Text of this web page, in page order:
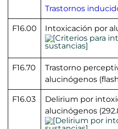
Trastornos
F16.00 Intoxicación por
F16.70
Trastorno
alucinógenos
F16.03
Delirium por
alucinógenos